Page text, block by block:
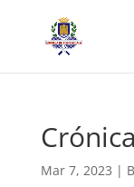
Mar 7, 2023 |